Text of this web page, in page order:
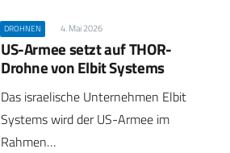
DROHNEN 4. Mai 2026
US-Armee setzt auf THOR-
Drohne von Elbit Systems
Das israelische Unternehmen Elbit
Systems wird der US-Armee im
Rahmen…